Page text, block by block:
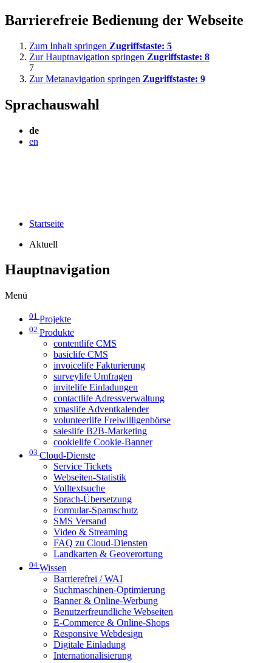
Barrierefreie Bedienung der Webseite
Zum Inhalt springen Zugriffstaste: 5
Zur Hauptnavigation springen Zugriffstaste: 8
7
Zur Metanavigation springen Zugriffstaste: 9
Sprachauswahl
de
en
Startseite
Aktuell
Hauptnavigation
Menü
01 Projekte
02 Produkte
contentlife CMS
basiclife CMS
invoicelife Fakturierung
surveylife Umfragen
invitelife Einladungen
contactlife Adressverwaltung
xmaslife Adventkalender
volunteerlife Freiwilligenbörse
saleslife B2B-Marketing
cookielife Cookie-Banner
03 Cloud-Dienste
Service Tickets
Webseiten-Statistik
Volltextsuche
Sprach-Übersetzung
Formular-Spamschutz
SMS Versand
Video & Streaming
FAQ zu Cloud-Diensten
Landkarten & Geoverortung
04 Wissen
Barrierefrei / WAI
Suchmaschinen-Optimierung
Banner & Online-Werbung
Benutzerfreundliche Webseiten
E-Commerce & Online-Shops
Responsive Webdesign
Digitale Einladung
Internationalisierung